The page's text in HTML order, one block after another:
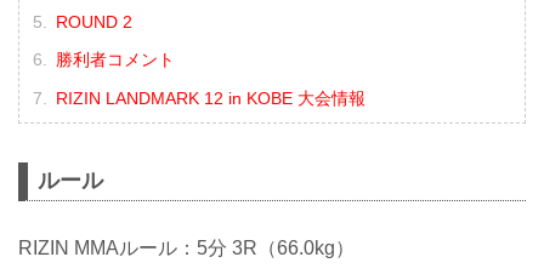
ROUND 2
勝利者コメント
RIZIN LANDMARK 12 in KOBE 大会情報
ルール
RIZIN MMAルール：5分 3R（66.0kg）